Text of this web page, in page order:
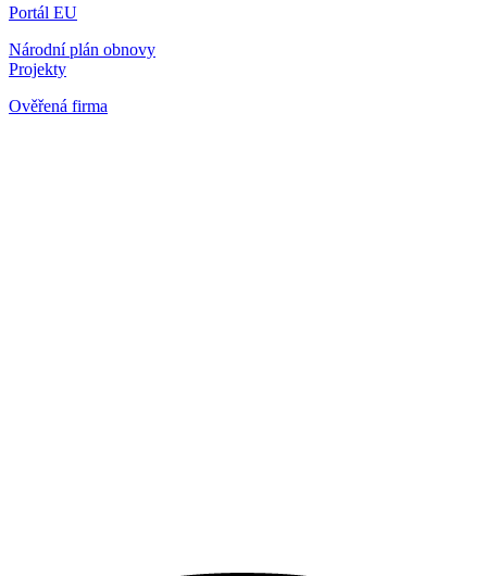
Portál EU
Národní plán obnovy
Projekty
Ověřená firma